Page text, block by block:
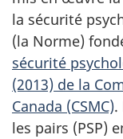
la sécurité
(la Norme)
sécurité
(2013) de la
Canada (CSMC).
les pairs (PSP)